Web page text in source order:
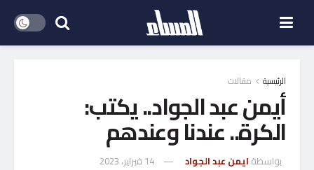
الرئيسية مقالات
أيمن عبد الجواد.. يكتب:
الكرة.. عندنا وعندهم
بواسطة ايمن عبد الجواد 14 فبراير، 2023